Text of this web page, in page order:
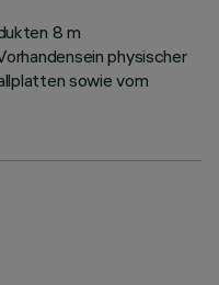
8 m
physischer
sowie vom